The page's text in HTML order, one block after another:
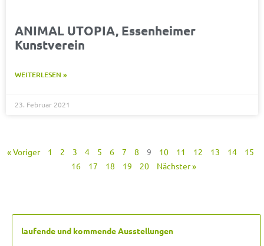
ANIMAL UTOPIA, Essenheimer
Kunstverein
WEITERLESEN »
23. Februar 2021
« Voriger 1 2 3 4 5 6 7 8 9 10 11 12 13 14
15
16
17 18 19 20 Nächster »
laufende und kommende Ausstellungen